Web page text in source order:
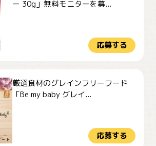
ー 30g」無料モニターを募...
応募する
厳選食材のグレインフリーフード
「Be my baby グレイ...
応募する